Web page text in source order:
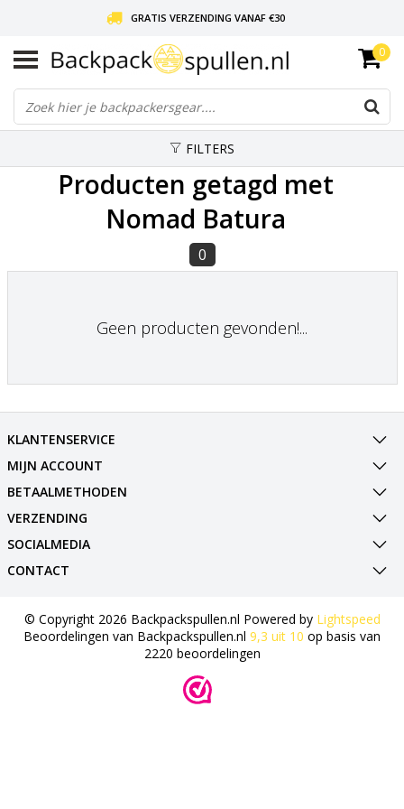
GRATIS VERZENDING VANAF €30
LIEFDE VOOR BACKPACKEN!
30 DAGEN GRATIS RETOUR
0
FILTERS
Producten getagd met
Nomad Batura
0
Geen producten gevonden!...
KLANTENSERVICE
MIJN ACCOUNT
BETAALMETHODEN
VERZENDING
SOCIALMEDIA
CONTACT
© Copyright 2026 Backpackspullen.nl Powered by Lightspeed
Beoordelingen van Backpackspullen.nl 9,3 uit 10 op basis van
2220 beoordelingen